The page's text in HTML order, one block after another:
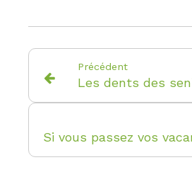
Précédent
Les dents des